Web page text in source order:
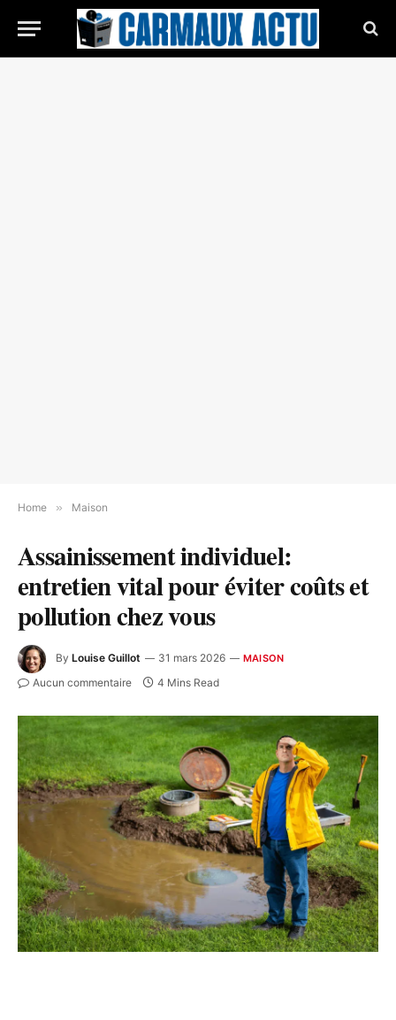
Home » Maison
Assainissement individuel:
entretien vital pour éviter coûts et
pollution chez vous
By Louise Guillot 31 mars 2026 MAISON
Aucun commentaire 4 Mins Read